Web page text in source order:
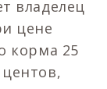
владелец
цене
корма 25